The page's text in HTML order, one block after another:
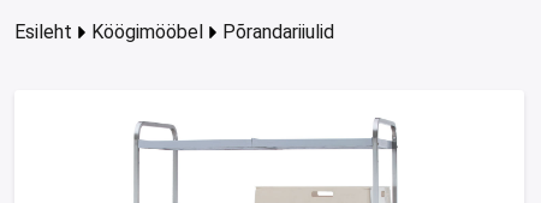
Esileht Köögimööbel Põrandariiulid